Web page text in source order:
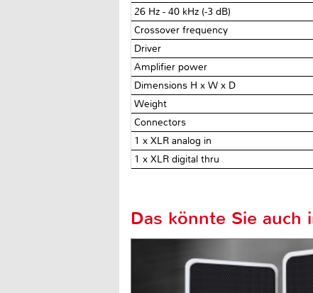
26 Hz - 40 kHz (-3 dB)
Crossover frequency
Driver
Amplifier power
Dimensions H x W x D
Weight
Connectors
1 x XLR analog in
1 x XLR digital thru
Das könnte Sie auch